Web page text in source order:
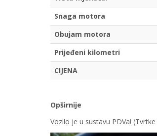
Snaga motora
Obujam motora
Prijeđeni kilometri
CIJENA
Opširnije
Vozilo je u sustavu PDVa!